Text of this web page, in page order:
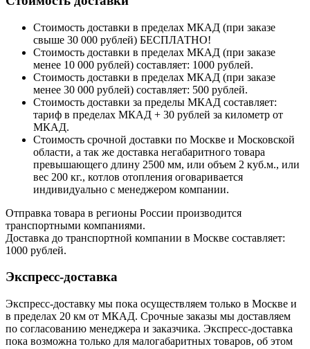
Стоимость доставки в пределах МКАД (при заказе
свыше 30 000 рублей) БЕСПЛАТНО!
Стоимость доставки в пределах МКАД (при заказе
менее 10 000 рублей) составляет: 1000 рублей.
Стоимость доставки в пределах МКАД (при заказе
менее 30 000 рублей) составляет: 500 рублей.
Стоимость доставки за пределы МКАД составляет:
тариф в пределах МКАД + 30 рублей за километр от
МКАД.
Стоимость срочной доставки по Москве и Московской
области, а так же доставка негабаритного товара
превышающего длину 2500 мм, или объем 2 куб.м., или
вес 200 кг., котлов отопления оговаривается
индивидуально с менеджером компании.
Отправка товара в регионы России производится
транспортными компаниями.
Доставка до транспортной компании в Москве составляет:
1000 рублей.
Экспресс-доставка
Экспресс-доставку мы пока осуществляем только в Москве и
в пределах 20 км от МКАД. Срочные заказы мы доставляем
по согласованию менеджера и заказчика. Экспресс-доставка
пока возможна только для малогабаритных товаров, об этом